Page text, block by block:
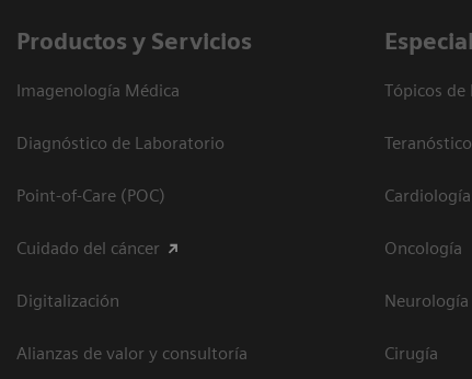
Productos y Servicios
Imagenología Médica
Diagnóstico de Laboratorio
Point-of-Care (POC)
Cuidado del cáncer
Digitalización
Alianzas de valor y consultoría
Tópicos de
Cardiología
Oncología
Neurología
Cirugía